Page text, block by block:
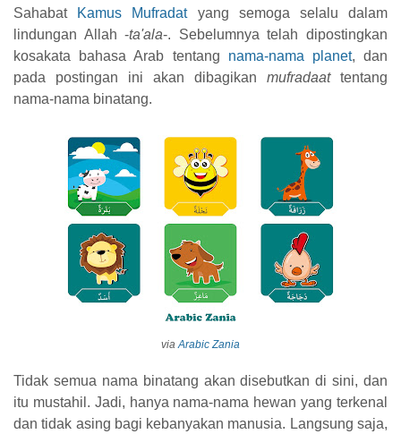
Sahabat Kamus Mufradatyang semoga selalu dalam
lindungan Allah -ta'ala-. Sebelumnya telahdipostingkan
kosakata
bahasa Arab tentang nama-nama planet, dan
pada postingan ini akan dibagikan mufradaattentang
nama-nama binatang.
viaArabic Zania
Tidak semua nama binatang akan disebutkan di sini, dan
itu mustahil. Jadi, hanya nama-nama hewan yang terkenal
dan tidak asing bagi kebanyakan manusia. Langsung saja,